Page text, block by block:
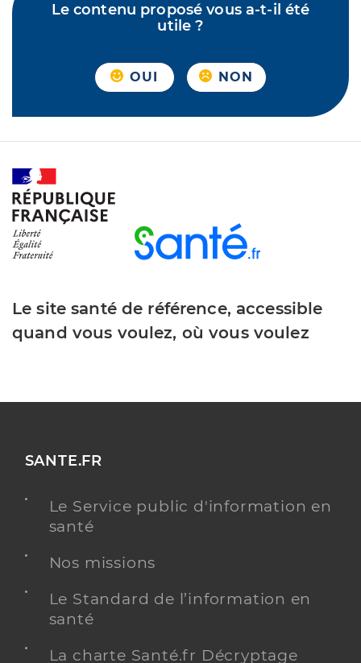
Le contenu proposé vous a-t-il été
utile ?
OUI NON
Le site santé de référence, accessible
quand vous voulez, où vous voulez
SANTE.FR
Le Service public d'information en
santé
Nos missions
Le Standard de l’information en
santé
La charte Santé.fr Décryptage